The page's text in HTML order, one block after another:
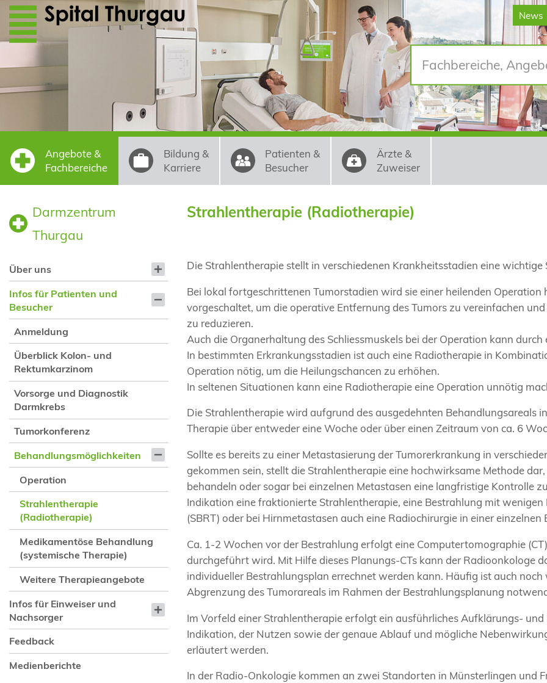
Direkt zum Inhalt
News
Angebote &
Fachbereiche
Bildung &
Karriere
Patienten &
Besucher
Ärzte &
Zuweiser
Darmzentrum
Thurgau
Über uns
Infos für Patienten und
Besucher
Anmeldung
Überblick Kolon- und
Rektumkarzinom
Vorsorge und Diagnostik
Darmkrebs
Tumorkonferenz
Behandlungsmöglichkeiten
Operation
Strahlentherapie
(Radiotherapie)
Medikamentöse Behandlung
(systemische Therapie)
Weitere Therapieangebote
Infos für Einweiser und
Nachsorger
Feedback
Medienberichte
Strahlentherapie (Radiotherapie)
Die Strahlentherapie stellt in verschiedenen Krankheitsstadien eine
Bei lokal fortgeschrittenen Tumorstadien wird sie einer heilenden
vorgeschaltet, um die operative Entfernung des Tumors zu vereinfachen
zu reduzieren.
Auch die Organerhaltung des Schliessmuskels bei der Operation kann
In bestimmten Erkrankungsstadien ist auch eine Radiotherapie in
Operation nötig, um die Heilungschancen zu erhöhen.
In seltenen Situationen kann eine Radiotherapie eine Operation unnötig
Die Strahlentherapie wird aufgrund des ausgedehnten Behandlungsareals
Therapie über entweder eine Woche oder über einen Zeitraum von ca. 6
Sollte es bereits zu einer Metastasierung der Tumorerkrankung in
gekommen sein, stellt die Strahlentherapie eine hochwirksame Methode
behandeln oder sogar bei einzelnen Metastasen eine langfristige Kontrolle
Indikation eine fraktionierte Strahlentherapie, eine Bestrahlung mit
(SBRT) oder bei Hirnmetastasen auch eine Radiochirurgie in einer
Ca. 1-2 Wochen vor der Bestrahlung erfolgt eine Computertomographie
durchgeführt wird. Mit Hilfe dieses Planungs-CTs kann der Radioonkologe
individueller Bestrahlungsplan errechnet werden kann. Häufig ist auch
Abgrenzung des Tumorareals im Rahmen der Bestrahlungsplanung
Im Vorfeld einer Strahlentherapie erfolgt ein ausführliches Aufklärungs-
Indikation, der Nutzen sowie der genaue Ablauf und mögliche
erläutert werden.
In der Radio-Onkologie kommen an zwei Standorten in Münsterlingen und